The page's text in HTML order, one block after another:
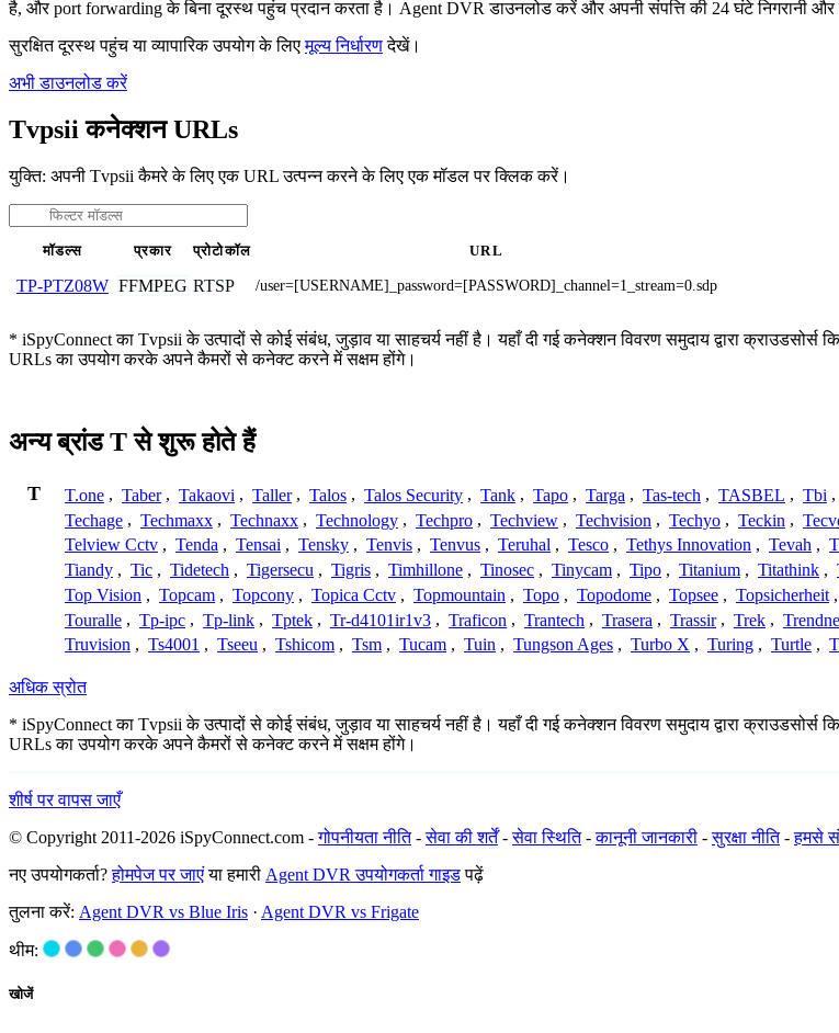
है, और port forwarding के बिना दूरस्थ पहुंच प्रदान करता है। Agent DVR डाउनलोड करें और अपनी संपत्ति की 24 घंटे निगरानी और
सुरक्षित दूरस्थ पहुंच या व्यापारिक उपयोग के लिएमूल्य निर्धारणदेखें।
अभी डाउनलोड करें
Tvpsii कनेक्शन URLs
युक्ति: अपनी Tvpsii कैमरे के लिए एक URL उत्पन्न करने के लिए एक मॉडल पर क्लिक करें।
मॉडल्स प्रकार प्रोटोकॉल URL
TP-PTZ08W FFMPEG RTSP /user=[USERNAME]_password=[PASSWORD]_channel=1_stream=0.sdp
* iSpyConnect का Tvpsii के उत्पादों से कोई संबंध, जुड़ाव या साहचर्य नहीं है। यहाँ दी गई कनेक्शन विवरण समुदाय द्वारा
URLs का उपयोग करके अपने कैमरों से कनेक्ट करने में सक्षम होंगे।
अन्य ब्रांड T से शुरू होते हैं
T T.one , Taber , Takaovi , Taller , Talos , Talos Security , Tank , Tapo , Targa , Tas-tech , TASBEL , Tbi ,
Techage , Techmaxx , Technaxx , Technology , Techpro , Techview , Techvision , Techyo , Teckin ,
Telview Cctv , Tenda , Tensai , Tensky , Tenvis , Tenvus , Teruhal , Tesco , Tethys Innovation , Tevah ,
Tiandy , Tic , Tidetech , Tigersecu , Tigris , Timhillone , Tinosec , Tinycam , Tipo , Titanium , Titathink ,
Top Vision , Topcam , Topcony , Topica Cctv , Topmountain , Topo , Topodome , Topsee , Topsicherheit ,
Touralle , Tp-ipc , Tp-link , Tptek , Tr-d4101ir1v3 , Traficon , Trantech , Trasera , Trassir , Trek ,
Truvision , Ts4001 , Tseeu , Tshicom , Tsm , Tucam , Tuin , Tungson Ages , Turbo X , Turing , Turtle ,
अधिक स्रोत
* iSpyConnect का Tvpsii के उत्पादों से कोई संबंध, जुड़ाव या साहचर्य नहीं है। यहाँ दी गई कनेक्शन विवरण समुदाय द्वारा
URLs का उपयोग करके अपने कैमरों से कनेक्ट करने में सक्षम होंगे।
शीर्ष पर वापस जाएँ
© Copyright 2011-2026 iSpyConnect.com -गोपनीयता नीति-सेवा की शर्तें-सेवा स्थिति-कानूनी जानकारी -सुरक्षा नीति-हमसे
नए उपयोगकर्ता?होमपेज पर जाएंया हमारी Agent DVR उपयोगकर्ता गाइडपढ़ें
तुलना करें: Agent DVR vs Blue Iris · Agent DVR vs Frigate
थीम:
खोजें